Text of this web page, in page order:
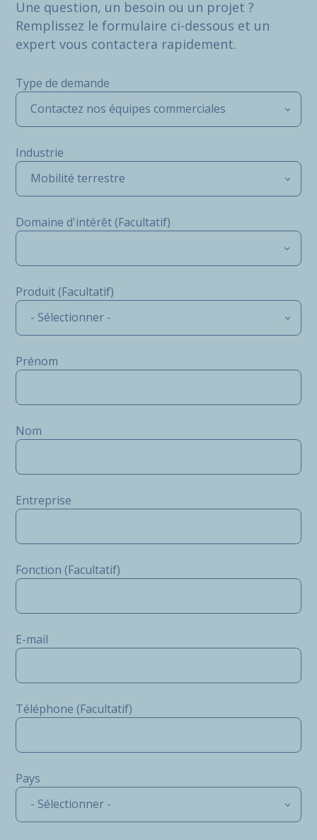
Une question, un besoin ou un projet ?
Remplissez le formulaire ci-dessous et un
expert vous contactera rapidement.
Type de demande
Contactez nos équipes commerciales
Industrie
Mobilité terrestre
Domaine d'intérêt (Facultatif)
Produit (Facultatif)
- Sélectionner -
Prénom
Nom
Entreprise
Fonction (Facultatif)
E-mail
Téléphone (Facultatif)
Pays
- Sélectionner -